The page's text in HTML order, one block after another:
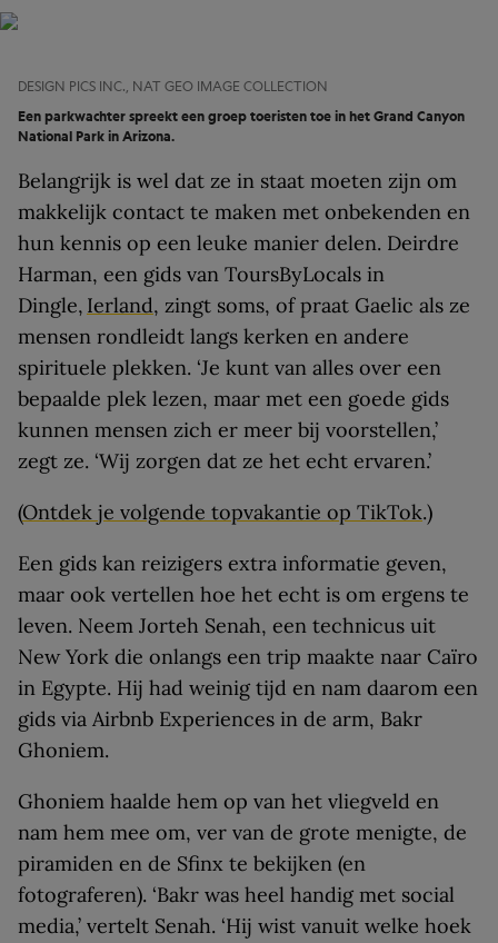
DESIGN PICS INC., NAT GEO IMAGE COLLECTION
Een parkwachter spreekt een groep toeristen toe in het Grand Canyon
National Park in Arizona.
Belangrijk is wel dat ze in staat moeten zijn om
makkelijk contact te maken met onbekenden en
hun kennis op een leuke manier delen. Deirdre
Harman, een gids van ToursByLocals in
Dingle, Ierland, zingt soms, of praat Gaelic als ze
mensen rondleidt langs kerken en andere
spirituele plekken. ‘Je kunt van alles over een
bepaalde plek lezen, maar met een goede gids
kunnen mensen zich er meer bij voorstellen,’
zegt ze. ‘Wij zorgen dat ze het echt ervaren.’
(Ontdek je volgende topvakantie op TikTok.)
Een gids kan reizigers extra informatie geven,
maar ook vertellen hoe het echt is om ergens te
leven. Neem Jorteh Senah, een technicus uit
New York die onlangs een trip maakte naar Caïro
in Egypte. Hij had weinig tijd en nam daarom een
gids via Airbnb Experiences in de arm, Bakr
Ghoniem.
Ghoniem haalde hem op van het vliegveld en
nam hem mee om, ver van de grote menigte, de
piramiden en de Sfinx te bekijken (en
fotograferen). ‘Bakr was heel handig met social
media,’ vertelt Senah. ‘Hij wist vanuit welke hoek